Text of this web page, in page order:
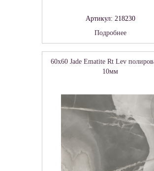
Артикул: 218230
Подробнее
60x60 Jade Ematite Rt Lev
10мм